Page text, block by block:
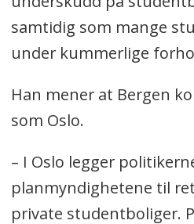
samtidig som mange
under kummerlige
Han mener at Bergen
som Oslo.
– I Oslo legger
planmyndighetene til
private studentboliger.